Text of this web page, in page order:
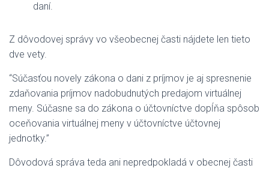
daní.
Z dôvodovej správy vo všeobecnej časti nájdete len tieto
dve vety.
“Súčasťou novely zákona o dani z príjmov je aj spresnenie
zdaňovania príjmov nadobudnutých predajom virtuálnej
meny. Súčasne sa do zákona o účtovníctve dopĺňa spôsob
oceňovania virtuálnej meny v účtovníctve účtovnej
jednotky.”
Dôvodová správa teda ani nepredpokladá v obecnej časti